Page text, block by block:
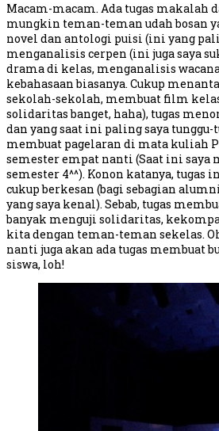
Macam-macam. Ada tugas makalah
mungkin teman-teman udah bosan
novel dan antologi puisi (ini yang
menganalisis cerpen (ini juga saya
drama di kelas, menganalisis
kebahasaan biasanya. Cukup
sekolah-sekolah, membuat film
solidaritas banget, haha), tugas
dan yang saat ini paling saya tunggu-
membuat pagelaran di mata kuliah
semester empat nanti (Saat ini saya
semester 4^^). Konon katanya, tugas
cukup berkesan (bagi sebagian
yang saya kenal). Sebab, tugas
banyak menguji solidaritas,
kita dengan teman-teman sekelas.
nanti juga akan ada tugas membuat
siswa, loh!